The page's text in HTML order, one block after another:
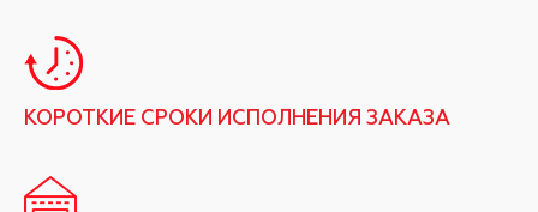
КОРОТКИЕ СРОКИ ИСПОЛНЕНИЯ ЗАКАЗА